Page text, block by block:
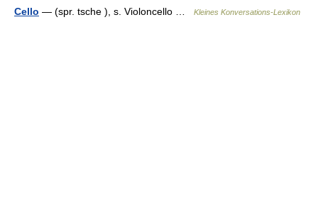
Cello — (spr. tsche ), s. Violoncello … Kleines Konversations-Lexikon